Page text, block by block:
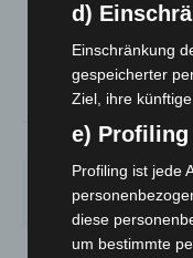
79%
33°
MO.
27°
d)
Einschränkung
gespeicherter
Ziel, ihre
e) Profiling
Profiling ist jede
diese
um bestimmte